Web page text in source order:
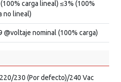
carga lineal) ≤3% (100%
no lineal)
@voltaje nominal (100% carga)
230 (Por defecto)/240 Vac